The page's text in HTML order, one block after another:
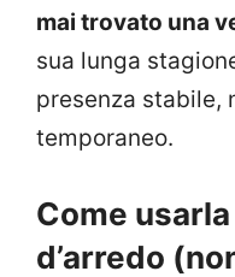
mai trovato una
sua lunga
presenza stabile,
temporaneo.
Come
d’arredo